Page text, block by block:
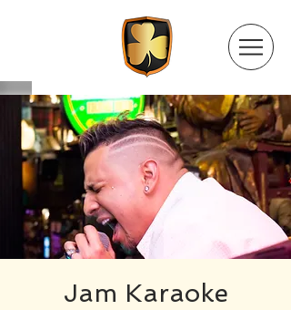
Jam Karaoke